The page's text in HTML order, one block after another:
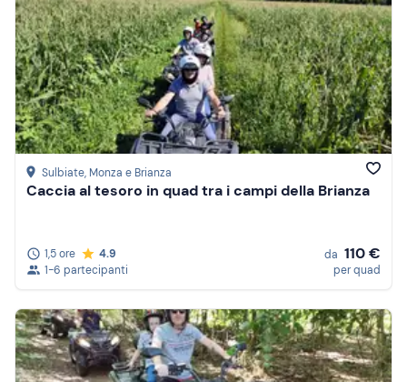
Attività consigliate
Prezzo (crescente)
Prezzo (decrescente)
Recensioni
Sulbiate, Monza e Brianza
Caccia al tesoro in quad tra i campi della Brianza
1,5 ore
4.9
1-6 partecipanti
da 110 €
per quad